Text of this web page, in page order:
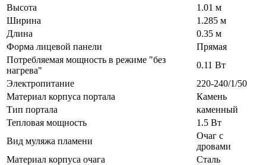
Высота
1.01 м
Ширина
1.285 м
Длина
0.35 м
Форма лицевой панели
Прямая
Потребляемая мощность в режиме "без
нагрева"
0.11 Вт
Электропитание
220-240/1/50
Материал корпуса портала
Камень
Тип портала
каменный
Тепловая мощность
1.5 Вт
Вид муляжа пламени
Очаг с
дровами
Материал корпуса очага
Сталь